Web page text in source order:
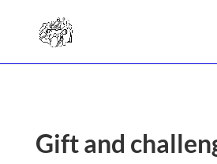
Gift and